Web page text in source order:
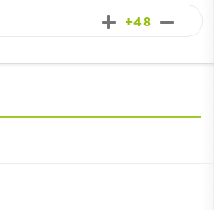
+48